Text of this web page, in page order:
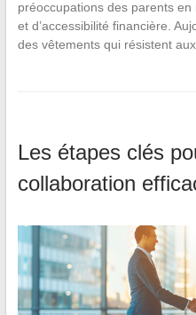
préoccupations des parents
et d’accessibilité financière.
des vêtements qui résistent
Les étapes clés
collaboration